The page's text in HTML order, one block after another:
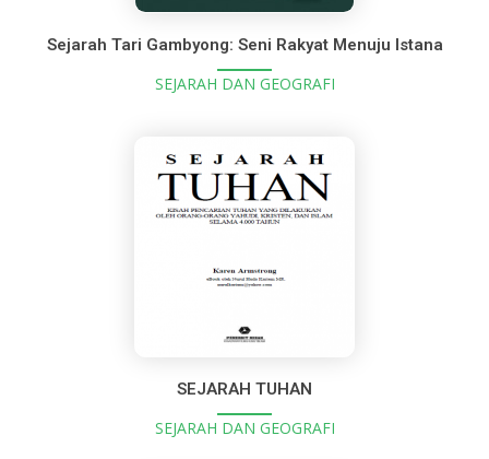
Sejarah Tari Gambyong: Seni Rakyat Menuju Istana
SEJARAH DAN GEOGRAFI
SEJARAH TUHAN
SEJARAH DAN GEOGRAFI